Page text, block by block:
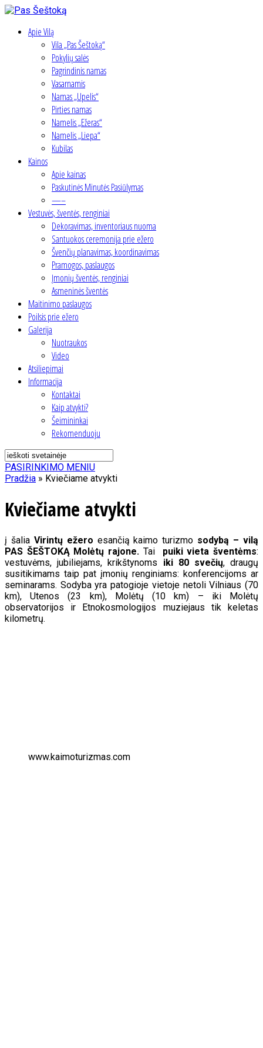
Apie Vilą
Vila „Pas Šeštoką“
Pokylių salės
Pagrindinis namas
Vasarnamis
Namas „Upelis“
Pirties namas
Namelis „Ežeras“
Namelis „Liepa“
Kubilas
Kainos
Apie kainas
Paskutinės Minutės Pasiūlymas
—–
Vestuvės, šventės, renginiai
Dekoravimas, inventoriaus nuoma
Santuokos ceremonija prie ežero
Švenčių planavimas, koordinavimas
Pramogos, paslaugos
Įmonių šventės, renginiai
Asmeninės šventės
Maitinimo paslaugos
Poilsis prie ežero
Galerija
Nuotraukos
Video
Atsiliepimai
Informacija
Kontaktai
Kaip atvykti?
Šeimininkai
Rekomenduoju
PASIRINKIMO MENIU
Pradžia » Kviečiame atvykti
Kviečiame atvykti
į šalia Virintų ežero esančią kaimo turizmo sodybą – vilą
PAS ŠEŠTOKĄ Molėtų rajone.Tai puiki vieta šventėms:
vestuvėms, jubiliejams, krikštynoms iki 80 svečių, draugų
susitikimams taip pat įmonių renginiams: konferencijoms ar
seminarams. Sodyba yra patogioje vietoje netoli Vilniaus (70
km), Utenos (23 km), Molėtų (10 km) – iki Molėtų
observatorijos ir Etnokosmologijos muziejaus tik keletas
kilometrų.
www.kaimoturizmas.com